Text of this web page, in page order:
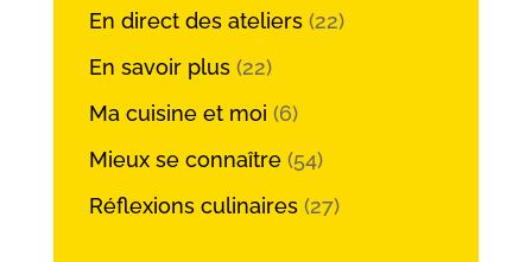
En direct des ateliers(22)
En savoir plus(22)
Ma cuisine et moi (6)
Mieux se connaître(54)
Réflexions culinaires(27)